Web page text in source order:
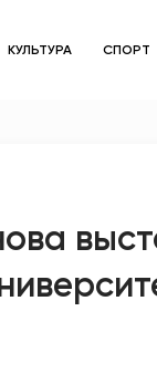
КУЛЬТУРА СПОРТ